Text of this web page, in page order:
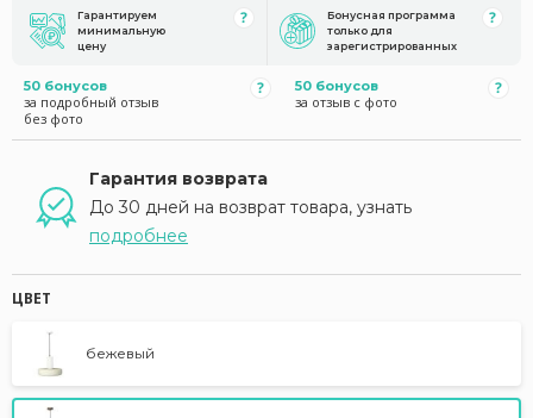
Гарантируем
минимальную
цену
Бонусная программа
только для
зарегистрированных
50 бонусов
за подробный отзыв
без фото
50 бонусов
за отзыв с фото
Гарантия возврата
До 30 дней на возврат товара, узнать
подробнее
ЦВЕТ
бежевый